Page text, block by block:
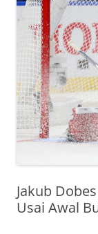
Jakub
Usai Awal